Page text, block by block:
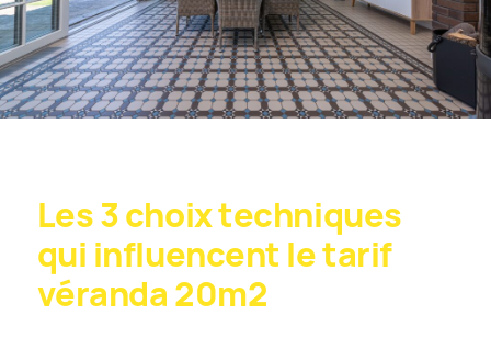
Les 3 choix techniques
qui influencent le tarif
véranda 20m2